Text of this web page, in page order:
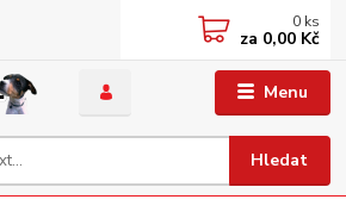
Menu
Hledat
0 ks
za 0,00 Kč